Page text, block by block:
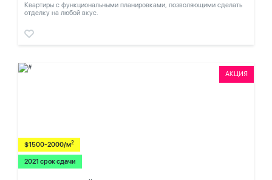
Квартиры с функциональными планировками, позволяющими сделать
отделку на любой вкус.
АКЦИЯ
$1500-2000/м2
2021 срок сдачи